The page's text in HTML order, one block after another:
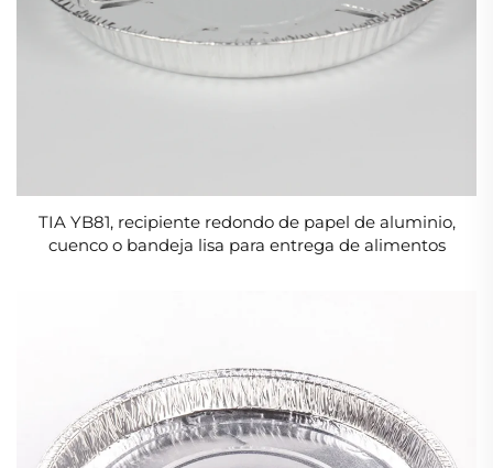
TIA YB81, recipiente redondo de papel de aluminio,
cuenco o bandeja lisa para entrega de alimentos